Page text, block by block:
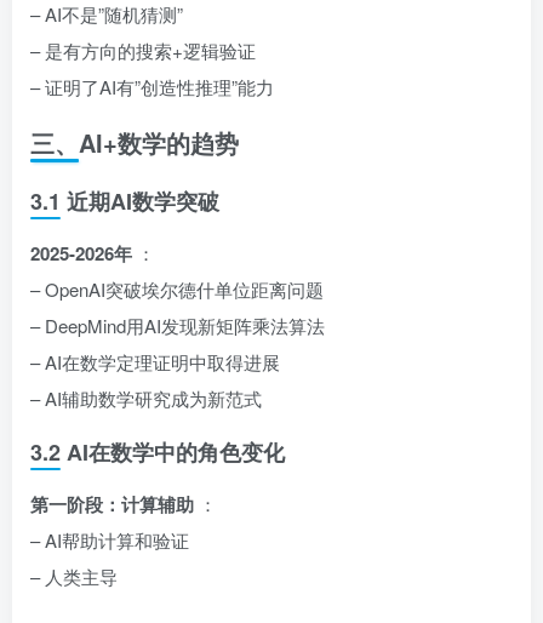
– AI不是”随机猜测”
– 是有方向的搜索+逻辑验证
– 证明了AI有”创造性推理”能力
三、AI+数学的趋势
3.1 近期AI数学突破
2025-2026年 ：
– OpenAI突破埃尔德什单位距离问题
– DeepMind用AI发现新矩阵乘法算法
– AI在数学定理证明中取得进展
– AI辅助数学研究成为新范式
3.2 AI在数学中的角色变化
第一阶段：计算辅助 ：
– AI帮助计算和验证
– 人类主导